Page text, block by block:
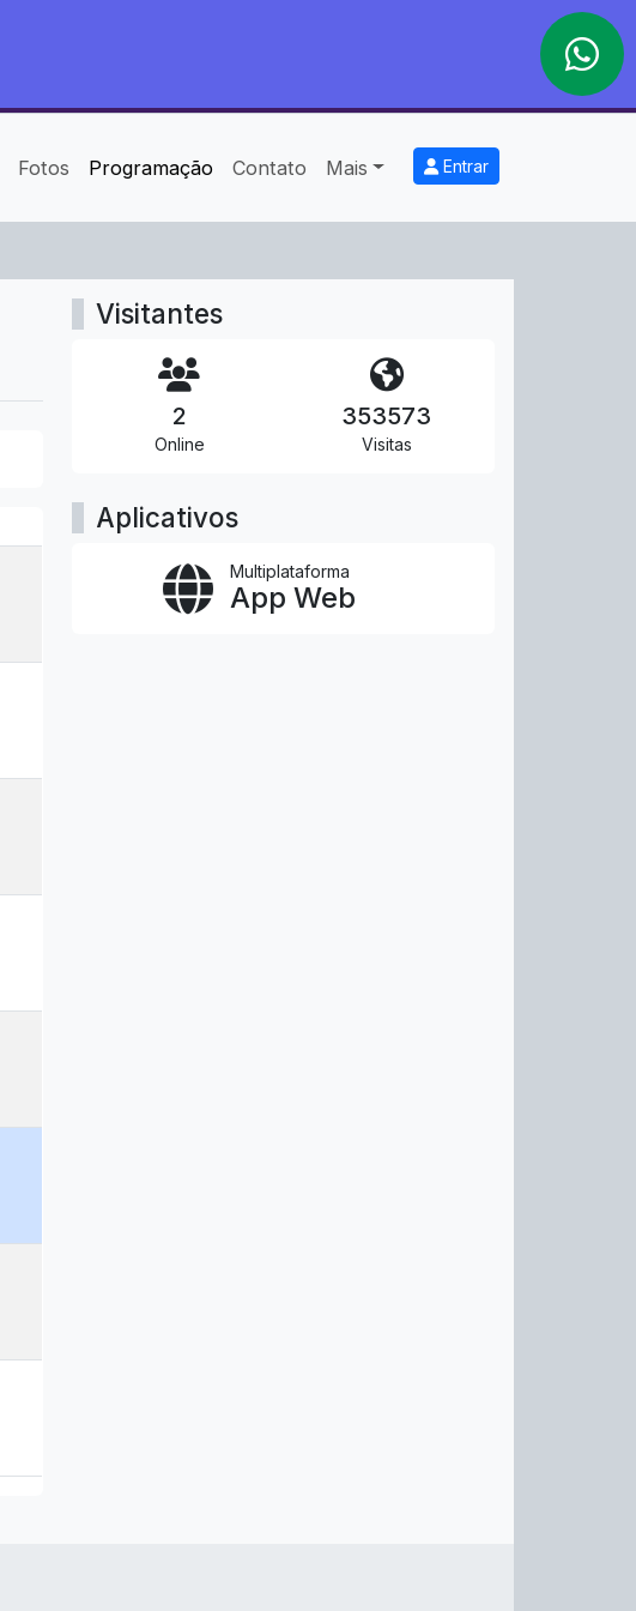
Fotos Programação Contato Mais Entrar
Visitantes
2
Online
353573
Visitas
Aplicativos
Multiplataforma
App Web